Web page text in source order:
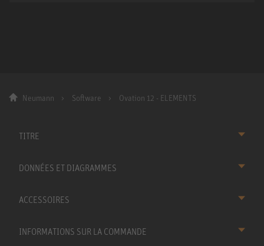
Neumann Software Ovation 12 - ELEMENTS
TITRE
DONNÉES ET DIAGRAMMES
ACCESSOIRES
INFORMATIONS SUR LA COMMANDE